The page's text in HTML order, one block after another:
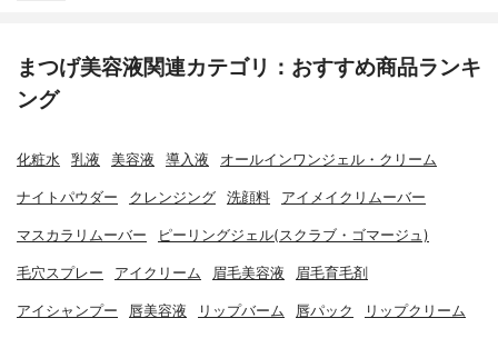
まつげ美容液関連カテゴリ：おすすめ商品ランキ
ング
化粧水 乳液 美容液 導入液 オールインワンジェル・クリーム
ナイトパウダー クレンジング 洗顔料 アイメイクリムーバー
マスカラリムーバー ピーリングジェル(スクラブ・ゴマージュ)
毛穴スプレー アイクリーム 眉毛美容液 眉毛育毛剤
アイシャンプー 唇美容液 リップバーム 唇パック リップクリーム